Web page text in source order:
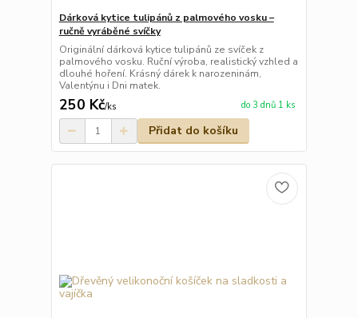
Dárková kytice tulipánů z palmového vosku –
ručně vyráběné svíčky
Originální dárková kytice tulipánů ze svíček z
palmového vosku. Ruční výroba, realistický vzhled a
dlouhé hoření. Krásný dárek k narozeninám,
Valentýnu i Dni matek.
250 Kč/ks do 3 dnů 1 ks
Přidat do košíku